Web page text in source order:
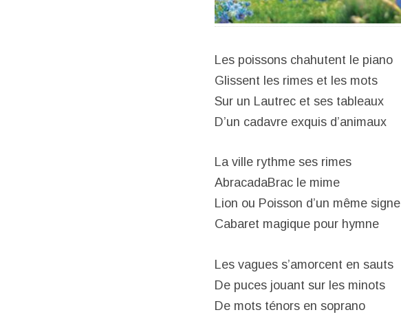
Les poissons chahutent le piano
Glissent les rimes et les mots
Sur un Lautrec et ses tableaux
D’un cadavre exquis d’animaux
La ville rythme ses rimes
AbracadaBrac le mime
Lion ou Poisson d’un même signe
Cabaret magique pour hymne
Les vagues s’amorcent en sauts
De puces jouant sur les minots
De mots ténors en soprano